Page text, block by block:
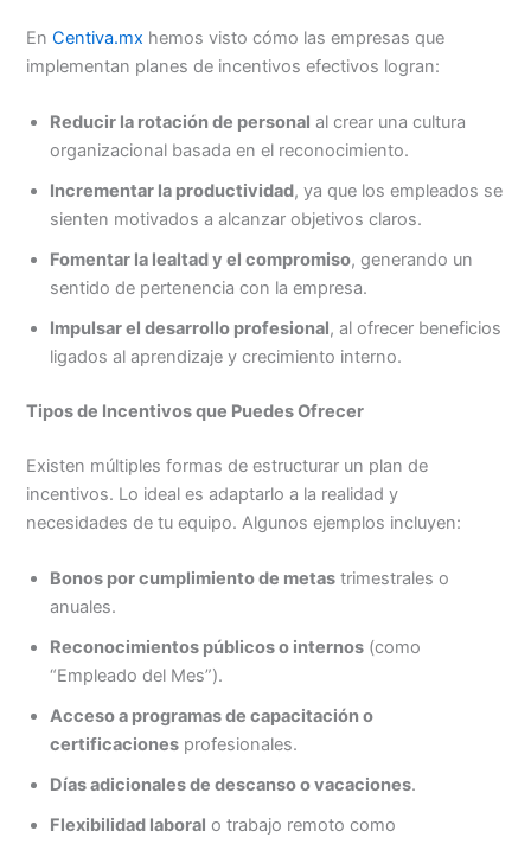
En Centiva.mx hemos visto cómo las empresas que
implementan planes de incentivos efectivos logran:
Reducir la rotación de personal al crear una cultura
organizacional basada en el reconocimiento.
Incrementar la productividad, ya que los empleados se
sienten motivados a alcanzar objetivos claros.
Fomentar la lealtad y el compromiso, generando un
sentido de pertenencia con la empresa.
Impulsar el desarrollo profesional, al ofrecer beneficios
ligados al aprendizaje y crecimiento interno.
Tipos de Incentivos que Puedes Ofrecer
Existen múltiples formas de estructurar un plan de
incentivos. Lo ideal es adaptarlo a la realidad y
necesidades de tu equipo. Algunos ejemplos incluyen:
Bonos por cumplimiento de metas trimestrales o
anuales.
Reconocimientos públicos o internos (como
“Empleado del Mes”).
Acceso a programas de capacitación o
certificaciones profesionales.
Días adicionales de descanso o vacaciones.
Flexibilidad laboral o trabajo remoto como